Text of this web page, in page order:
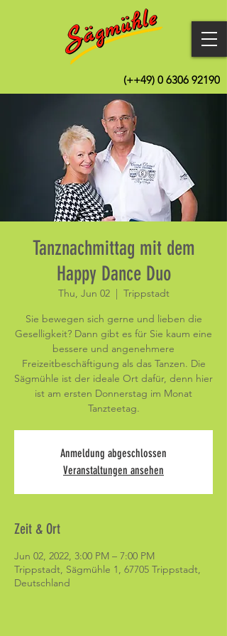
(++49) 0 6306 92190
Tanznachmittag mit dem
Happy Dance Duo
Thu, Jun 02
  |
Trippstadt
Sie bewegen sich gerne und lieben die
Geselligkeit? Dann gibt es für Sie kaum eine
bessere und angenehmere
Freizeitbeschäftigung als das Tanzen. Die
Sägmühle ist der ideale Ort dafür, denn hier
ist am ersten Donnerstag im Monat
Tanzteetag.
Anmeldung abgeschlossen
Veranstaltungen ansehen
Zeit & Ort
Jun 02, 2022, 3:00 PM – 7:00 PM
Trippstadt, Sägmühle 1, 67705 Trippstadt,
Deutschland